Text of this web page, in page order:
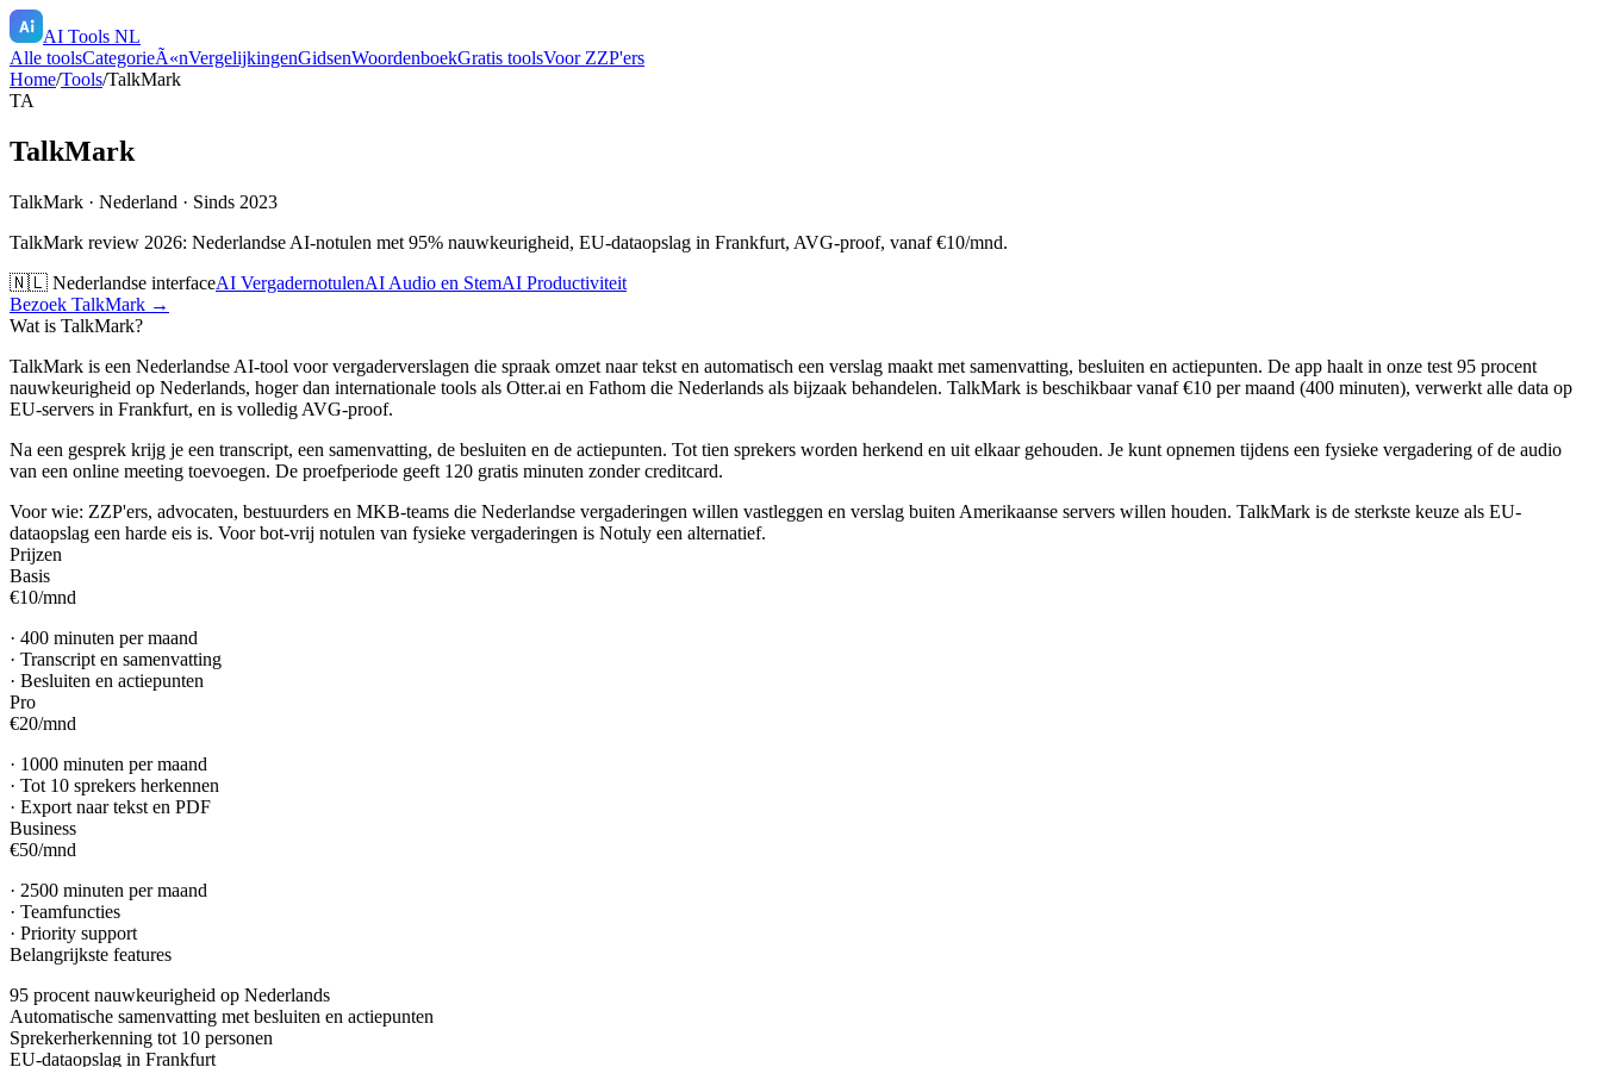
AI Tools NL
Alle toolsCategorieÃ«nVergelijkingenGidsenWoordenboekGratis toolsVoor ZZP'ers
Home/Tools/TalkMark
TA
TalkMark
TalkMark · Nederland · Sinds 2023
TalkMark review 2026: Nederlandse AI-notulen met 95% nauwkeurigheid, EU-dataopslag in Frankfurt, AVG-proof, vanaf €10/mnd.
🇳🇱 Nederlandse interfaceAI VergadernotulenAI Audio en StemAI Productiviteit
Bezoek TalkMark →
Wat is TalkMark?
TalkMark is een Nederlandse AI-tool voor vergaderverslagen die spraak omzet naar tekst en automatisch een verslag maakt met samenvatting, besluiten en actiepunten. De app haalt in onze test 95 procent
nauwkeurigheid op Nederlands, hoger dan internationale tools als Otter.ai en Fathom die Nederlands als bijzaak behandelen. TalkMark is beschikbaar vanaf €10 per maand (400 minuten), verwerkt alle data op
EU-servers in Frankfurt, en is volledig AVG-proof.
Na een gesprek krijg je een transcript, een samenvatting, de besluiten en de actiepunten. Tot tien sprekers worden herkend en uit elkaar gehouden. Je kunt opnemen tijdens een fysieke vergadering of de audio
van een online meeting toevoegen. De proefperiode geeft 120 gratis minuten zonder creditcard.
Voor wie: ZZP'ers, advocaten, bestuurders en MKB-teams die Nederlandse vergaderingen willen vastleggen en verslag buiten Amerikaanse servers willen houden. TalkMark is de sterkste keuze als EU-
dataopslag een harde eis is. Voor bot-vrij notulen van fysieke vergaderingen is Notuly een alternatief.
Prijzen
Basis
€10/mnd
· 400 minuten per maand
· Transcript en samenvatting
· Besluiten en actiepunten
Pro
€20/mnd
· 1000 minuten per maand
· Tot 10 sprekers herkennen
· Export naar tekst en PDF
Business
€50/mnd
· 2500 minuten per maand
· Teamfuncties
· Priority support
Belangrijkste features
95 procent nauwkeurigheid op Nederlands
Automatische samenvatting met besluiten en actiepunten
Sprekerherkenning tot 10 personen
EU-dataopslag in Frankfurt